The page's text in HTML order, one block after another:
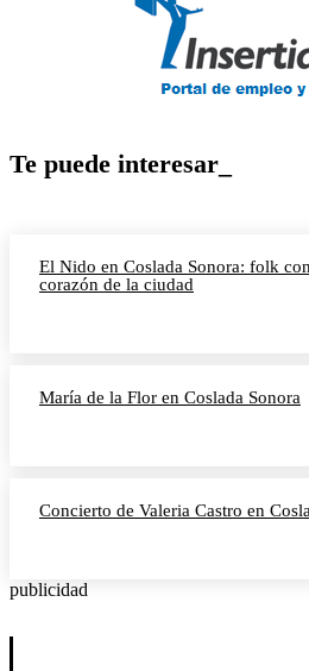
Te puede interesar_
El Nido en Coslada Sonora: folk
corazón de la ciudad
María de la Flor en Coslada Sonora
Concierto de Valeria Castro en
publicidad